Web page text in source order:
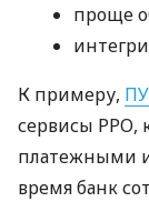
проще
К примеру,
сервисы РРО,
платежными
время банк